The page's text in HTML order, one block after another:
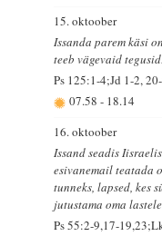
15. oktoober
Issanda parem käsi
teeb vägevaid
Ps 125:1-4;Jd 1-2,
07.58- 18.14
16. oktoober
Issand seadis
esivanemail teatada
tunneks, lapsed, kes
jutustama oma
Ps 55:2-9,17-